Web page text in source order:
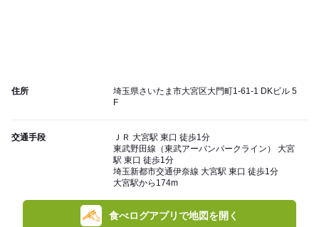
住所
埼玉県さいたま市大宮区大門町1-61-1 DKビル 5
F
交通手段
ＪＲ 大宮駅 東口 徒歩1分
東武野田線（東武アーバンパークライン） 大宮
駅 東口 徒歩1分
埼玉新都市交通伊奈線 大宮駅 東口 徒歩1分
大宮駅から174m
食べログアプリで地図を開く